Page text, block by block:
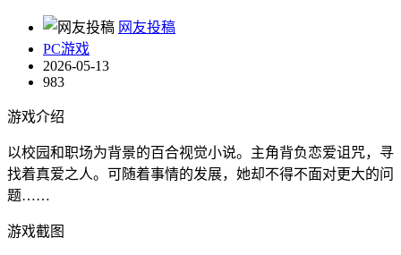
网友投稿
PC游戏
2026-05-13
983
游戏介绍
以校园和职场为背景的百合视觉小说。主角背负恋爱诅咒，寻
找着真爱之人。可随着事情的发展，她却不得不面对更大的问
题……
游戏截图